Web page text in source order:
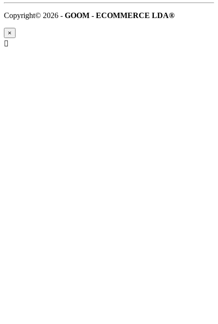
Copyright© 2026 - GOOM - ECOMMERCE LDA®
×
